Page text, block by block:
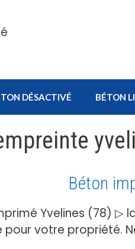
DÉSACTIVÉ BÉTON
Béton
Yvelines (78) ▷
pour votre propriété.